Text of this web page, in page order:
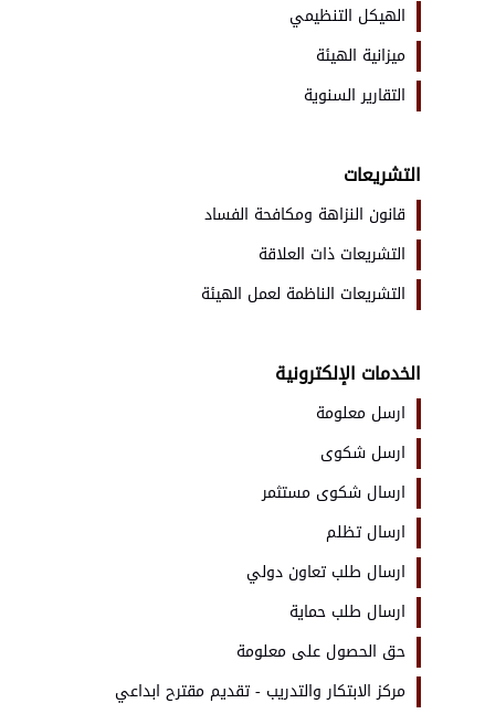
الهيكل التنظيمي
ميزانية الهيئة
التقارير السنوية
التشريعات
قانون النزاهة ومكافحة الفساد
التشريعات ذات العلاقة
التشريعات الناظمة لعمل الهيئة
الخدمات الإلكترونية
ارسل معلومة
ارسل شكوى
ارسال شكوى مستثمر
ارسال تظلم
ارسال طلب تعاون دولي
ارسال طلب حماية
حق الحصول على معلومة
مركز الابتكار والتدريب - تقديم مقترح ابداعي